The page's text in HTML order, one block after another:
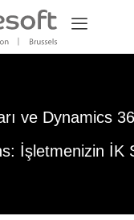
ve Dynamics
İşletmenizin İK